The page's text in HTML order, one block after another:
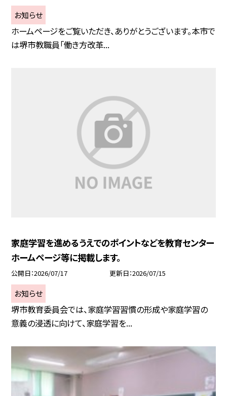
お知らせ
ホームページをご覧いただき、ありがとうございます。本市で
は堺市教職員「働き方改革...
家庭学習を進めるうえでのポイントなどを教育センター
ホームページ等に掲載します。
公開日 2026/07/17 更新日 2026/07/15
お知らせ
堺市教育委員会では、家庭学習習慣の形成や家庭学習の
意義の浸透に向けて、家庭学習を...